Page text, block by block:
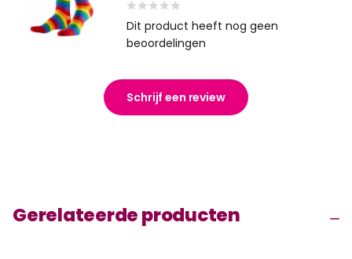
Dit product heeft nog geen
beoordelingen
Schrijf een review
Gerelateerde producten